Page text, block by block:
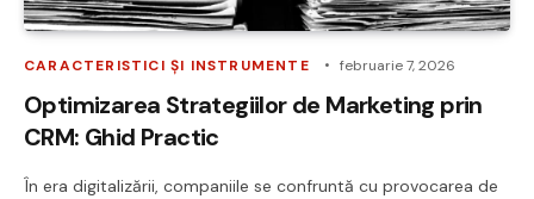
CARACTERISTICI ȘI INSTRUMENTE februarie 7, 2026
Optimizarea Strategiilor de Marketing prin
CRM: Ghid Practic
În era digitalizării, companiile se confruntă cu provocarea de